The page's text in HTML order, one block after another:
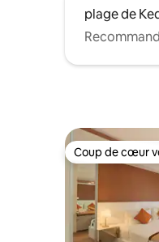
plage de
Coup de cœur
Coup de cœur